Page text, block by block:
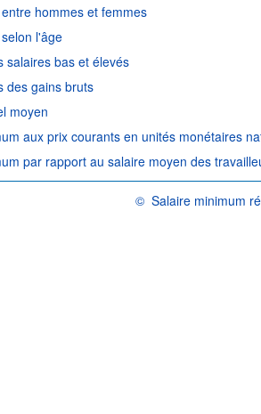
hommes et femmes
l'âge
salaires bas et élevés
des gains bruts
moyen
aux prix courants en unités monétaires
par rapport au salaire moyen des
© Salaire minimum